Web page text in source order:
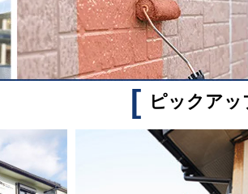
[ ピックアッ